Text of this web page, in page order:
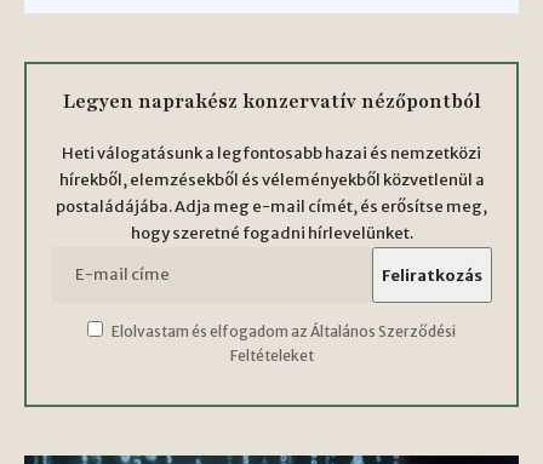
Legyen naprakész konzervatív nézőpontból
Heti válogatásunk a legfontosabb hazai és nemzetközi
hírekből, elemzésekből és véleményekből közvetlenül a
postaládájába. Adja meg e-mail címét, és erősítse meg,
hogy szeretné fogadni hírlevelünket.
Elolvastam és elfogadom az Általános Szerződési
Feltételeket